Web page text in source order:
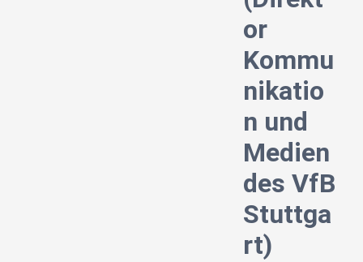
or
Kommu
nikatio
n und
Medien
des VfB
Stuttga
rt)